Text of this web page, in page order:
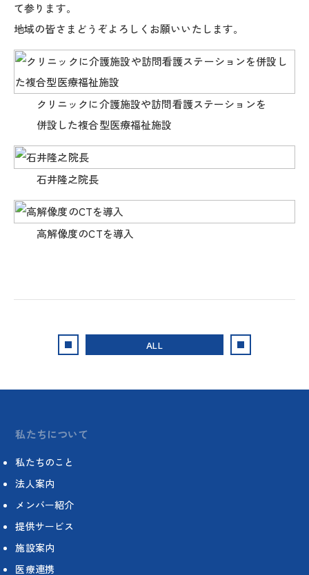
て参ります。
地域の皆さまどうぞよろしくお願いいたします。
クリニックに介護施設や訪問看護ステーションを
併設した複合型医療福祉施設
石井隆之院長
高解像度のCTを導入
ALL
私たちについて
私たちのこと
法人案内
メンバー紹介
提供サービス
施設案内
医療連携